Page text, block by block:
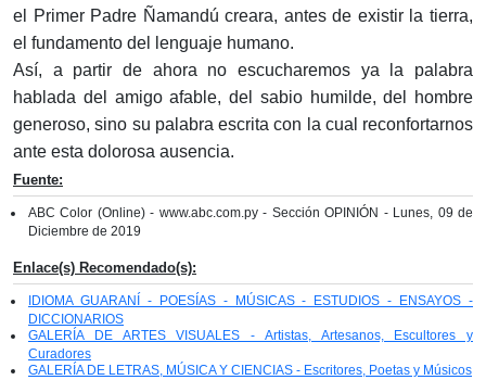
el Primer Padre Ñamandú creara, antes de existir la tierra,
el fundamento del lenguaje humano.
Así, a partir de ahora no escucharemos ya la palabra
hablada del amigo afable, del sabio humilde, del hombre
generoso, sino su palabra escrita con la cual reconfortarnos
ante esta dolorosa ausencia.
Fuente:
ABC Color (Online) - www.abc.com.py - Sección OPINIÓN - Lunes, 09 de
Diciembre de 2019
Enlace(s) Recomendado(s):
IDIOMA GUARANÍ - POESÍAS - MÚSICAS - ESTUDIOS - ENSAYOS -
DICCIONARIOS
GALERÍA DE ARTES VISUALES - Artistas, Artesanos, Escultores y
Curadores
GALERÍA DE LETRAS, MÚSICA Y CIENCIAS - Escritores, Poetas y Músicos